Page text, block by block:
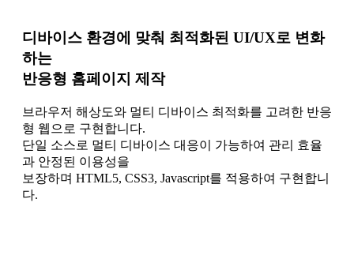
디바이스 환경에 맞춰 최적화된 UI/UX로 변화
하는
반응형 홈페이지 제작
브라우저 해상도와 멀티 디바이스 최적화를 고려한 반응
형 웹으로 구현합니다.
단일 소스로 멀티 디바이스 대응이 가능하여 관리 효율
과 안정된 이용성을
보장하며 HTML5, CSS3, Javascript를 적용하여 구현합니
다.